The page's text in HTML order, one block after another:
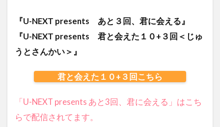
『U-NEXT presents あと３回、君に会える』
『U-NEXT presents 君と会えた１０+３回＜じゅ
うとさんかい＞』
君と会えた１０+３回こちら
「U-NEXT presents あと3回、君に会える」はこち
らで配信されてます。